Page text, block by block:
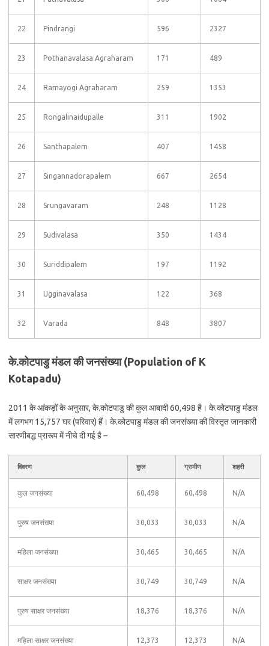
22 Pindrangi 596 2327
23 Pothanavalasa Agraharam 171 489
24 Ramayogi Agraharam 259 1353
25 Rongalinaidupalle 311 1902
26 Santhapalem 407 1458
27 Singannadorapalem 667 2654
28 Srungavaram 248 1128
29 Sudivalasa 350 1434
30 Suriddipalem 197 1192
31 Ugginavalasa 122 368
32 Varada 848 3807
के.कोटपाडु मंडल की जनसंख्या (Population of K
Kotapadu)
2011 के आंकड़ों के अनुसार, के.कोटपाडु की कुल आबादी 60,498 है। के.कोटपाडु मंडल
में लगभग 15,757 घर (परिवार) हैं। के.कोटपाडु मंडल की जनसंख्या की विस्तृत जानकारी
सारणीबद्ध प्रारूप में नीचे दी गई है –
विवरण कुल ग्रामीण शहरी
कुल जनसंख्या 60,498 60,498 N/A
पुरुष जनसंख्या 30,033 30,033 N/A
महिला जनसंख्या 30,465 30,465 N/A
साक्षर जनसंख्या 30,749 30,749 N/A
पुरुष साक्षर जनसंख्या 18,376 18,376 N/A
महिला साक्षर जनसंख्या 12,373 12,373 N/A